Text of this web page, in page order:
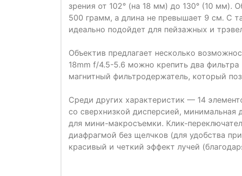
зрения от 102° (на 18 мм) до 130° (10 мм).
500 грамм, а длина не превышает 9 см. С
идеально подойдет для пейзажных и
Объектив предлагает несколько
18mm f/4.5-5.6 можно крепить два
магнитный фильтродержатель, который
Среди других характеристик — 14
со сверхнизкой дисперсией,
для мини-макросъемки. Клик-
диафрагмой без щелчков (для удобства
красивый и четкий эффект лучей